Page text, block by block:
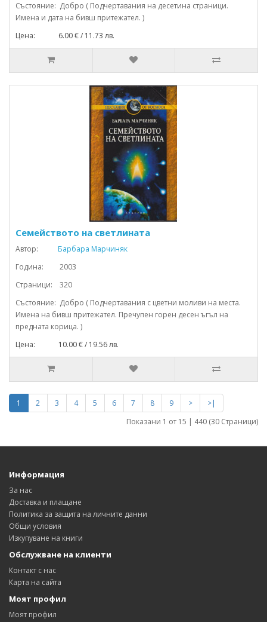
Състояние: Добро ( Подчертавания на десетина страници.
Имена и дата на бивш притежател. )
Цена: 6.00 € / 11.73 лв.
Семейството на светлината
Автор:
Барбара Марчиняк
Година: 2003
Страници: 320
Състояние: Добро ( Подчертавания с цветни моливи на места.
Имена на бивш притежател. Пречупен горен десен ъгъл на
предната корица. )
Цена: 10.00 € / 19.56 лв.
1 2 3 4 5 6 7 8 9 >
>|
Показани 1 от 15 | 440 (30 Страници)
Информация
За нас
Доставка и плащане
Политика за защита на личните данни
Общи условия
Изкупуване на книги
Обслужване на клиенти
Контакт с нас
Карта на сайта
Моят профил
Моят профил